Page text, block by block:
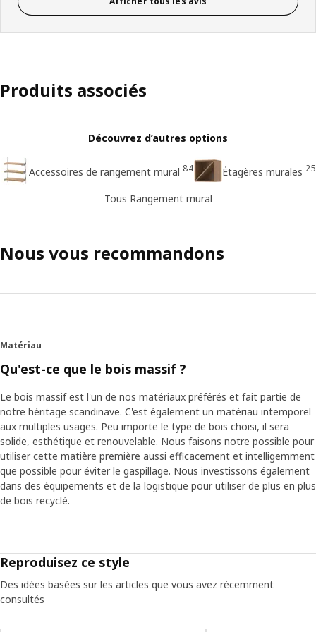
Produits associés
Découvrez d’autres options
Accessoires de rangement mural 84 Étagères murales 25
Tous Rangement mural
Nous vous recommandons
Matériau
Qu'est-ce que le bois massif ?
Le bois massif est l'un de nos matériaux préférés et fait partie de
notre héritage scandinave. C'est également un matériau intemporel
aux multiples usages. Peu importe le type de bois choisi, il sera
solide, esthétique et renouvelable. Nous faisons notre possible pour
utiliser cette matière première aussi efficacement et intelligemment
que possible pour éviter le gaspillage. Nous investissons également
dans des équipements et de la logistique pour utiliser de plus en plus
de bois recyclé.
Reproduisez ce style
Des idées basées sur les articles que vous avez récemment
consultés